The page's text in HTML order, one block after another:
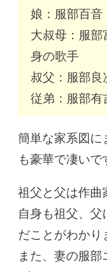
娘：服部百音
大叔母：服部
身の歌手
叔父：服部良
従弟：服部有
簡単な家系図
も豪華で凄いで
祖父と父は作曲
自身も祖父、父
だことがわかり
また、妻の服